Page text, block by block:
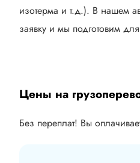
изотерма и т.д.). В нашем
заявку и мы подготовим
Цены на
Без переплат! Вы